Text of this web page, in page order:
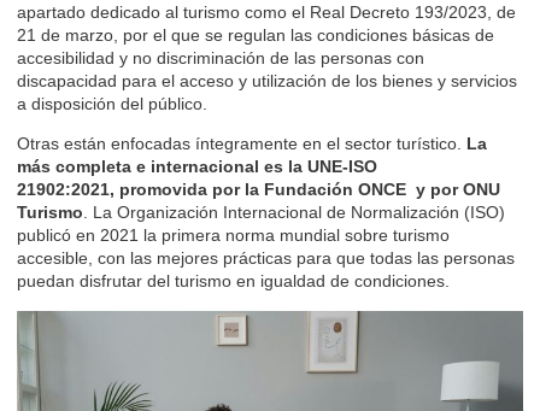
apartado dedicado al turismo como el Real Decreto 193/2023, de
21 de marzo , por el que se regulan las condiciones básicas de
accesibilidad y no discriminación de las personas con
discapacidad para el acceso y utilización de los bienes y servicios
a disposición del público.
Otras están enfocadas íntegramente en el sector turístico. La
más completa e internacional es la UNE-ISO
21902:2021, promovida por la Fundación ONCE y por ONU
Turismo. La Organización Internacional de Normalización (ISO)
publicó en 2021 la primera norma mundial sobre turismo
accesible, con las mejores prácticas para que todas las personas
puedan disfrutar del turismo en igualdad de condiciones.